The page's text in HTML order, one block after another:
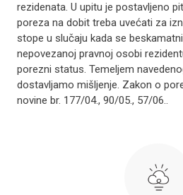
rezidenata. U upitu je postavljeno
poreza na dobit treba uvećati za
stope u slučaju kada se
nepovezanoj pravnoj osobi
porezni status. Temeljem
dostavljamo mišljenje. Zakon o
novine br. 177/04., 90/05., 57/06..